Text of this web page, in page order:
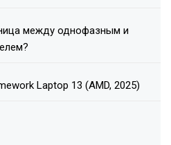
между однофазным и
Laptop 13 (AMD, 2025)